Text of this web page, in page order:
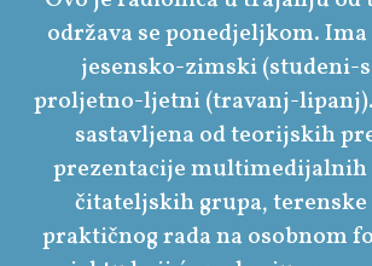
održava se ponedjeljkom. Ima
jesensko-zimski (studeni-
proljetno-ljetni (travanj-lipanj).
sastavljena od teorijskih
prezentacije
čitateljskih grupa, terenske
praktičnog rada na osobnom